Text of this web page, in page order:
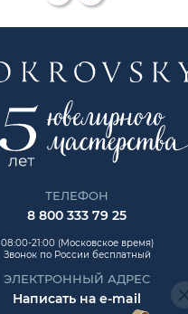
ТЕЛЕФОН
8 800 333 79 25
08:00-21:00 (Московское время)
Звонок по России бесплатный
ЭЛЕКТРОННЫЙ АДРЕС
Написать на e-mail